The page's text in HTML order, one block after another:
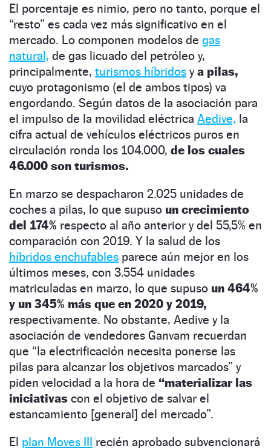
El porcentaje es nimio, pero no tanto, porque el
“resto” es cada vez más significativo en el
mercado. Lo componen modelos de gas
natural, de gas licuado del petróleo y,
principalmente, turismos híbridos ya pilas,
cuyo protagonismo (el de ambos tipos) va
engordando. Según datos de la asociación para
el impulso de la movilidad eléctrica Aedive, la
cifra actual de vehículos eléctricos puros en
circulación ronda los 104.000, de los cuales
46.000 son turismos.
En marzo se despacharon 2.025 unidades de
coches a pilas, lo que supuso un crecimiento
del 174% respecto al año anterior y del 55,5% en
comparación con 2019. Y la salud de los
híbridos enchufables parece aún mejor en los
últimos meses, con 3.554 unidades
matriculadas en marzo, lo que supuso un 464%
y un 345% más que en 2020 y 2019,
respectivamente. No obstante, Aedive y la
asociación de vendedores Ganvam recuerdan
que “la electrificación necesita ponerse las
pilas para alcanzar los objetivos marcados” y
piden velocidad a la hora de “materializar las
iniciativas con el objetivo de salvar el
estancamiento [general] del mercado”.
El plan Moves III recién aprobado subvencionará